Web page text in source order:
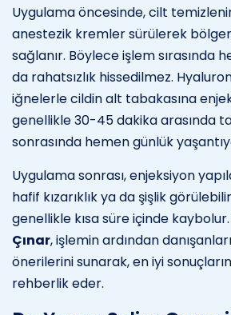
Uygulama öncesinde, cilt
anestezik kremler sürülerek
sağlanır. Böylece işlem sırasında
da rahatsızlık hissedilmez.
iğnelerle cildin alt tabakasına
genellikle 30-45 dakika arasında
sonrasında hemen günlük
Uygulama sonrası, enjeksiyon
hafif kızarıklık ya da şişlik
genellikle kısa süre içinde kaybolur.
Çınar, işlemin ardından
önerilerini sunarak, en iyi
rehberlik eder.